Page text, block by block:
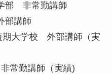
部 非常勤講師
部講師
期大学校 外部講師（実
常勤講師（実績)